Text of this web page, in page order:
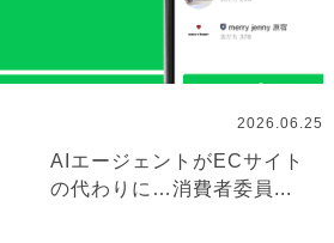
2026.06.25
AIエージェントがECサイト
の代わりに…消費者委員...